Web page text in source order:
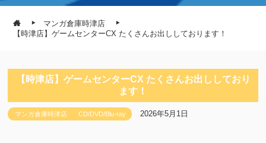
マンガ倉庫時津店
【時津店】ゲームセンターCX たくさんお出ししております！
【時津店】ゲームセンターCX たくさんお出ししており
ます！
マンガ倉庫時津店 CD/DVD/Blu-ray 2026年5月1日